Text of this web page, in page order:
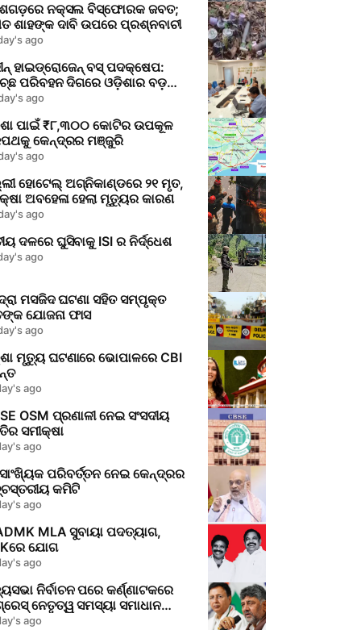
ନକ୍ସଲ ବିସ୍ଫୋରକ ଜବତ;
ଶାହଙ୍କ ଦାବି ଉପରେ ପ୍ରଶ୍ନବାଚୀ
ago
ହାଇଡ୍ରୋଜେନ୍ ବସ୍ ପଦକ୍ଷେପ:
ପରିବହନ ଦିଗରେ ଓଡ଼ିଶାର ବଡ଼
ago
ପାଇଁ ₹୮,୩୦୦ କୋଟିର ଉପକୂଳ
କେନ୍ଦ୍ରର ମଞ୍ଜୁରି
ago
ହୋଟେଲ୍ ଅଗ୍ନିକାଣ୍ଡରେ ୨୧ ମୃତ,
ଅବହେଳା ହେଲା ମୃତ୍ୟୁର କାରଣ
ago
ଦଳରେ ଘୁସିବାକୁ ISI ର ନିର୍ଦ୍ଧେଶ
ago
ମସଜିଦ ଘଟଣା ସହିତ ସମ୍ପୃକ୍ତ
ଯୋଜନା ଫାସ
ago
ମୃତ୍ୟୁ ଘଟଣାରେ ଭୋପାଳରେ CBI
ago
OSM ପ୍ରଣାଳୀ ନେଇ ସଂସଦୀୟ
ସମୀକ୍ଷା
ago
ପରିବର୍ତ୍ତନ ନେଇ କେନ୍ଦ୍ରର
କମିଟି
ago
MLA ସୁବାୟା ପଦତ୍ୟାଗ,
ଯୋଗ
ago
ନିର୍ବାଚନ ପରେ କର୍ଣ୍ଣାଟକରେ
ନେତୃତ୍ୱ ସମସ୍ୟା ସମାଧାନ
ago